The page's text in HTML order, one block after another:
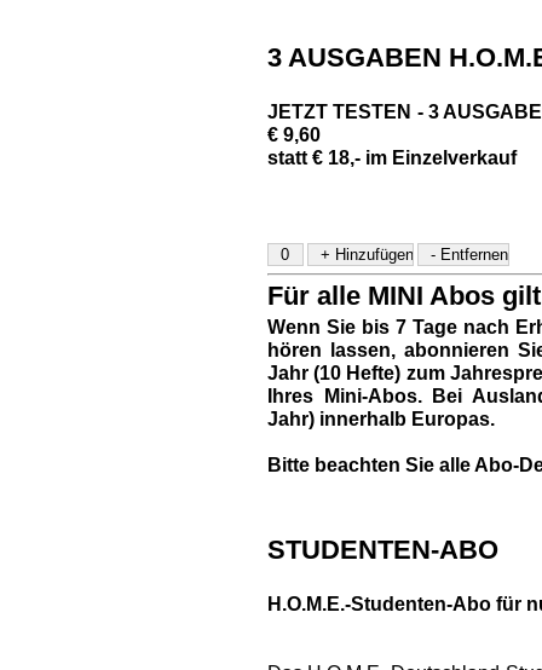
3 AUSGABEN
JETZT TESTEN - 3
€ 9,60
statt € 18,- im Einzelverkauf
Für alle MINI Abos
Wenn Sie bis 7 Tage nach
hören lassen, abonnieren
Jahr (10 Hefte) zum
Ihres Mini-Abos. Bei
Jahr) innerhalb Europas.
Bitte beachten Sie alle Abo-
STUDENTEN-ABO
H.O.M.E.-Studenten-Abo für